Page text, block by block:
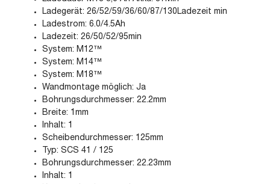
Ladegerät: 26/52/59/36/60/87/130Ladezeit min
Ladestrom: 6.0/4.5Ah
Ladezeit: 26/50/52/95min
System: M12™
System: M14™
System: M18™
Wandmontage möglich: Ja
Bohrungsdurchmesser: 22.2mm
Breite: 1mm
Inhalt: 1
Scheibendurchmesser: 125mm
Typ: SCS 41 / 125
Bohrungsdurchmesser: 22.23mm
Inhalt: 1